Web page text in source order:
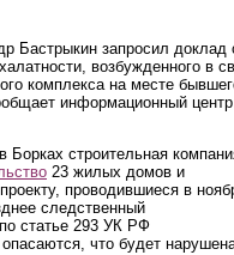
Бастрыкин запросил доклад
возбужденного в
комплекса на месте
информационный
строительная
23 жилых домов и
проводившиеся в
следственный
статье 293 УК РФ
что будет